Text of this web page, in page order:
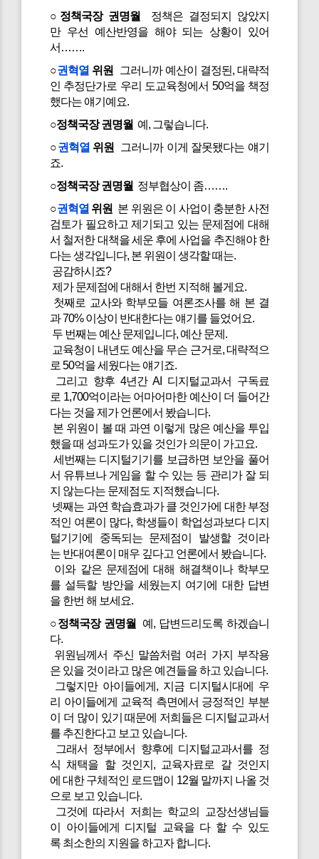
○정책국장 권명월 정책은 결정되지 않았지
만 우선 예산반영을 해야 되는 상황이 있어
서…….
○권혁열 위원
그러니까 예산이 결정된, 대략적
인 추정단가로 우리 도교육청에서 50억을 책정
했다는 얘기예요.
○정책국장 권명월 예, 그렇습니다.
○권혁열 위원
그러니까 이게 잘못됐다는 얘기
죠.
○정책국장 권명월 정부협상이 좀…….
○권혁열 위원 본 위원은 이 사업이 충분한 사전
검토가 필요하고 제기되고 있는 문제점에 대해
서 철저한 대책을 세운 후에 사업을 추진해야 한
다는 생각입니다, 본 위원이 생각할 때는.
공감하시죠?
제가 문제점에 대해서 한번 지적해 볼게요.
첫째로 교사와 학부모들 여론조사를 해 본 결
과 70% 이상이 반대한다는 얘기를 들었어요.
두 번째는 예산 문제입니다, 예산 문제.
교육청이 내년도 예산을 무슨 근거로, 대략적으
로 50억을 세웠다는 얘기죠.
그리고 향후 4년간 AI 디지털교과서 구독료
로 1,700억이라는 어마어마한 예산이 더 들어간
다는 것을 제가 언론에서 봤습니다.
본 위원이 볼 때 과연 이렇게 많은 예산을 투입
했을 때 성과도가 있을 것인가 의문이 가고요.
세번째는 디지털기기를 보급하면 보안을 풀어
서 유튜브나 게임을 할 수 있는 등 관리가 잘 되
지 않는다는 문제점도 지적했습니다.
넷째는 과연 학습효과가 클 것인가에 대한 부정
적인 여론이 많다, 학생들이 학업성과보다 디지
털기기에 중독되는 문제점이 발생할 것이라
는 반대여론이 매우 깊다고 언론에서 봤습니다.
이와 같은 문제점에 대해 해결책이나 학부모
를 설득할 방안을 세웠는지 여기에 대한 답변
을 한번 해 보세요.
○정책국장 권명월 예, 답변드리도록 하겠습니
다.
위원님께서 주신 말씀처럼 여러 가지 부작용
은 있을 것이라고 많은 예견들을 하고 있습니다.
그렇지만 아이들에게, 지금 디지털시대에 우
리 아이들에게 교육적 측면에서 긍정적인 부분
이 더 많이 있기 때문에 저희들은 디지털교과서
를 추진한다고 보고 있습니다.
그래서 정부에서 향후에 디지털교과서를 정
식 채택을 할 것인지, 교육자료로 갈 것인지
에 대한 구체적인 로드맵이 12월 말까지 나올 것
으로 보고 있습니다.
그것에 따라서 저희는 학교의 교장선생님들
이 아이들에게 디지털 교육을 다 할 수 있도
록 최소한의 지원을 하고자 합니다.